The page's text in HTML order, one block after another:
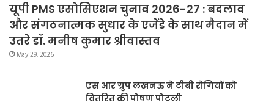
यूपी PMS एसोसिएशन चुनाव 2026-27 : बदलाव
और संगठनात्मक सुधार के एजेंडे के साथ मैदान में
उतरे डॉ. मनीष कुमार श्रीवास्तव
May 29, 2026
एस आर ग्रुप लखनऊ ने टीबी रोगियों को
वितरित की पोषण पोटली